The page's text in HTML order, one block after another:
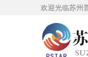
欢迎光临苏州